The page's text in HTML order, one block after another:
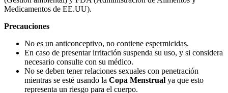
Medicamentos de EE.UU).
Precauciones
No es un anticonceptivo, no contiene espermicidas.
En caso de presentar irritación suspenda su uso, y si considera
necesario consulte con su médico.
No se deben tener relaciones sexuales con penetración
mientras se esté usando la Copa Menstrual ya que esto
representa un riesgo para el cuerpo.